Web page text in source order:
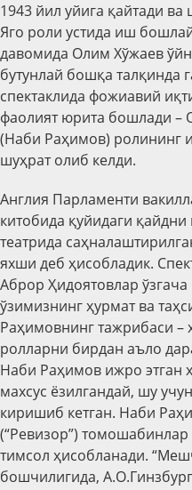
1943 йил уйига қайтади ва
Яго роли устида иш
давомида Олим Хўжаев
бутунлай бошқа талқинда
спектаклида фожиавий
фаолият юрита бошлади –
(Наби Раҳимов) ролининг
шуҳрат олиб келди.
Англия Парламенти
китобида қуйидаги
театрида
яхши деб ҳисобладик.
Аброр Ҳидоятовлар
ўзимизнинг ҳурмат ва
Раҳимовнинг тажрибаси
ролларни бирдан аъло
Наби Раҳимов ижро этган
махсус ёзилгандай, шу
киришиб кетган. Наби
(“Ревизор”)
тимсол ҳисобланади.
бошчилигида,